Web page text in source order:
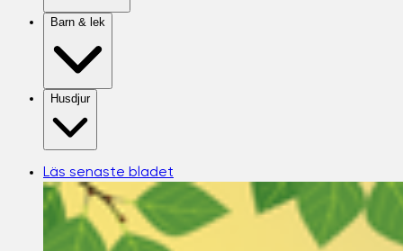
Barn & lek
Husdjur
Läs senaste bladet